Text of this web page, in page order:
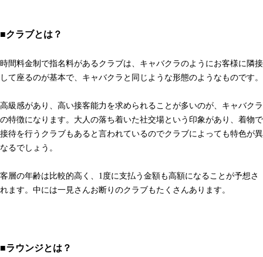
■クラブとは？
時間料金制で指名料があるクラブは、キャバクラのようにお客様に隣接
して座るのが基本で、キャバクラと同じような形態のようなものです。
高級感があり、高い接客能力を求められることが多いのが、キャバクラ
の特徴になります。大人の落ち着いた社交場という印象があり、着物で
接待を行うクラブもあると言われているのでクラブによっても特色が異
なるでしょう。
客層の年齢は比較的高く、1度に支払う金額も高額になることが予想さ
れます。中には一見さんお断りのクラブもたくさんあります。
■ラウンジとは？